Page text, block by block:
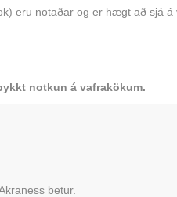
eru notaðar og er hægt að sjá
notkun á vafrakökum.
betur.